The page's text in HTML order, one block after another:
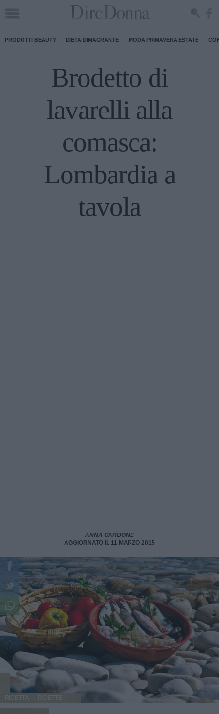
PRODOTTI BEAUTY DIETA DIMAGRANTE MODA PRIMAVERA ESTATE
Brodetto di
lavarelli alla
comasca:
Lombardia a
tavola
ANNA CARBONE
AGGIORNATO IL 11 MARZO 2015
RICETTA